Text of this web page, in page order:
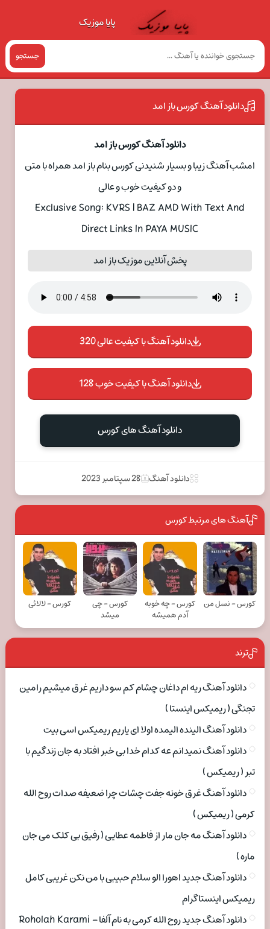
پایا موزیک
جستجو
دانلود آهنگ کورس باز امد
دانلود آهنگ کورس باز امد
امشب آهنگ زیبا و بسیار شنیدنی کورس بنام باز امد همراه با متن
و دو کیفیت خوب و عالی
Exclusive Song: KVRS | BAZ AMD With Text And
Direct Links In PAYA MUSIC
پخش آنلاین موزیک باز امد
دانلود آهنگ با کیفیت عالی 320
دانلود آهنگ با کیفیت خوب 128
دانلود آهنگ های کورس
دانلود آهنگ 28 سپتامبر 2023
آهنگ های مرتبط کورس
کورس - نسل من
کورس - چه خوبه
آدم همیشه
کورس - چی
میشد
کورس - لالائی
ترند
دانلود آهنگ ریه ام داغان چشام کم سو داریم غرق میشیم رامین
تجنگی ( ریمیکس اینستا )
دانلود آهنگ الینده الیمده اولا ای یاریم ریمیکس اسی بیت
دانلود آهنگ نمیدانم عه کدام خدا بی خبر افتاد به جان زندگیم با
تبر ( ریمیکس )
دانلود آهنگ غرق خونه جفت چشات چرا ضعیفه صدات روح الله
کرمی ( ریمیکس )
دانلود آهنگ مه جان مار از فاطمه عطایی ( رفیق بی کلک می جان
ماره )
دانلود آهنگ جدید اهورا الو سلام حبیبی با من نکن غریبی کامل
ریمیکس اینستاگرام
دانلود آهنگ جدید روح الله کرمی به نام آلفا Roholah Karami –